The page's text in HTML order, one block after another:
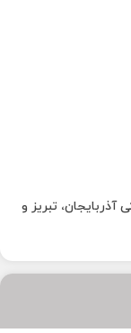
تبریز و